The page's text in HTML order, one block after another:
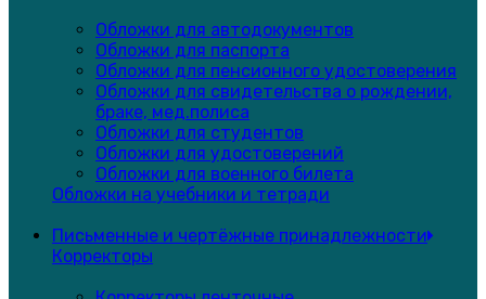
Обложки для автодокументов
Обложки для паспорта
Обложки для пенсионного удостоверения
Обложки для свидетельства о рождении,
браке, мед.полиса
Обложки для студентов
Обложки для удостоверений
Обложки для военного билета
Обложки на учебники и тетради
Письменные и чертёжные принадлежности
Корректоры